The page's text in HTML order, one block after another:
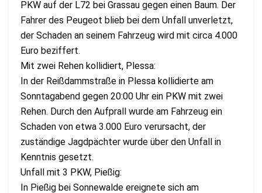
PKW auf der L72 bei Grassau gegen einen Baum. Der
Fahrer des Peugeot blieb bei dem Unfall unverletzt,
der Schaden an seinem Fahrzeug wird mit circa 4.000
Euro beziffert.
Mit zwei Rehen kollidiert, Plessa:
In der Reißdammstraße in Plessa kollidierte am
Sonntagabend gegen 20:00 Uhr ein PKW mit zwei
Rehen. Durch den Aufprall wurde am Fahrzeug ein
Schaden von etwa 3.000 Euro verursacht, der
zuständige Jagdpächter wurde über den Unfall in
Kenntnis gesetzt.
Unfall mit 3 PKW, Pießig:
In Pießig bei Sonnewalde ereignete sich am